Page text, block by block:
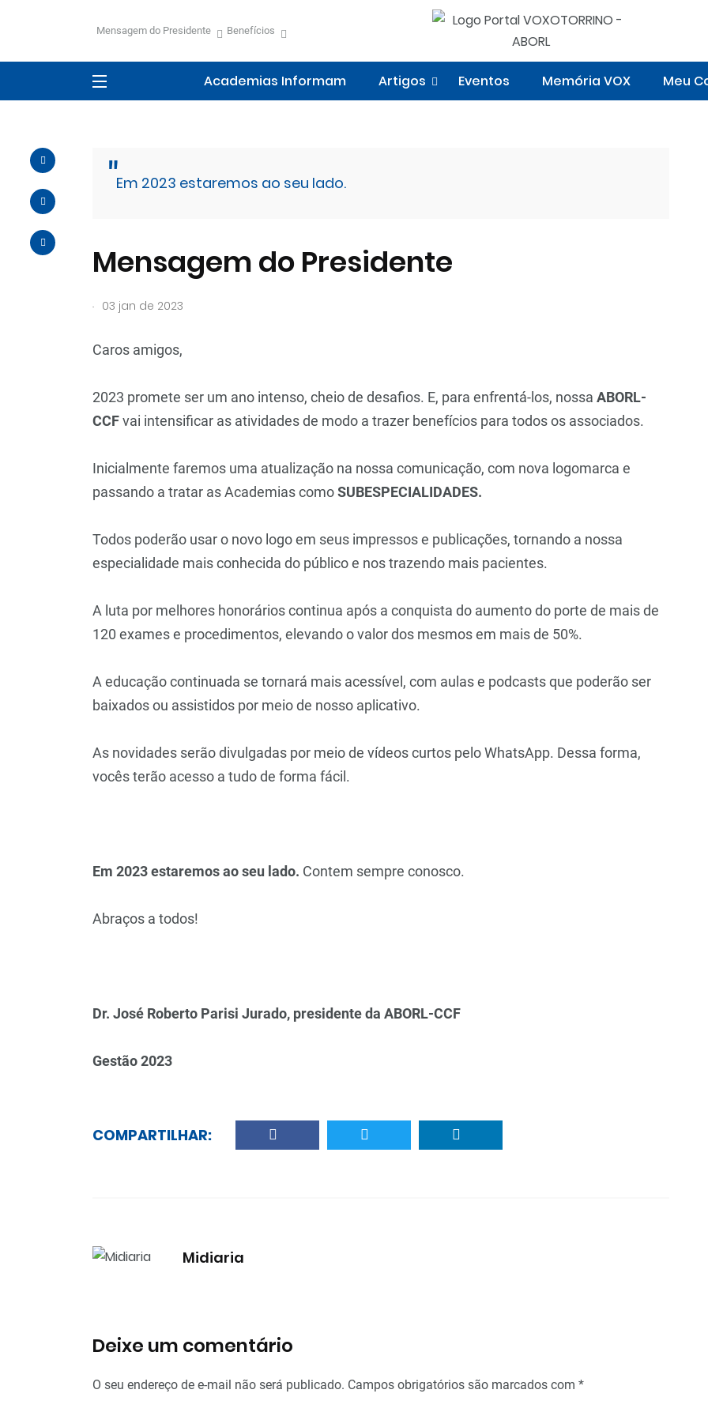
Mensagem do Presidente Benefícios
Academias Informam Artigos Eventos Memória VOX Meu
Em 2023 estaremos ao seu lado.
Mensagem do Presidente
. 03 jan de 2023
Caros amigos,
2023 promete ser um ano intenso, cheio de desafios. E, para enfrentá-los, nossa ABORL-
CCFvai intensificar as atividades de modo a trazer benefícios para todos os associados.
Inicialmente faremos uma atualização na nossa comunicação, com nova logomarca e
passando a tratar as Academias comoSUBESPECIALIDADES.
Todos poderão usar o novo logo em seus impressos e publicações, tornando a nossa
especialidade mais conhecida do público e nos trazendo mais pacientes.
A luta por melhores honorários continua após a conquista do aumento do porte de mais de
120 exames e procedimentos, elevando o valor dos mesmos em mais de 50%.
A educação continuada se tornará mais acessível, com aulas e podcasts que poderão ser
baixados ou assistidos por meio de nosso aplicativo.
As novidades serão divulgadas por meio de vídeos curtos pelo WhatsApp. Dessa forma,
vocês terão acesso a tudo de forma fácil.
Em 2023 estaremos ao seu lado. Contem sempre conosco.
Abraços a todos!
Dr. José Roberto Parisi Jurado, presidente da ABORL-CCF
Gestão 2023
COMPARTILHAR:
Midiaria
Deixe um comentário
O seu endereço de e-mail não será publicado. Campos obrigatórios são marcados com *